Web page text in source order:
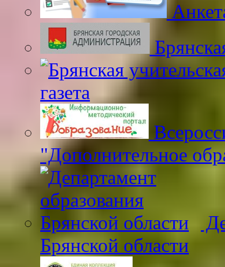
газета
"Дополнительное
Брянской области